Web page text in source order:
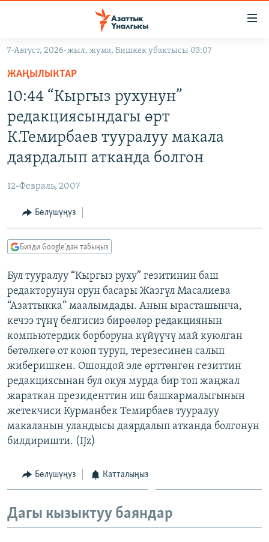
Навигацияга
өтүңүз
салыңыз
КЫРГЫЗСТАН
САЯСАТ
ДҮЙНӨ
УКРАИНА
БҮГҮН АЗАТТЫКТА
ЭКСПЕРТТЕР ТАЛДАЙТ
БИЗ ЖАНА ДҮЙНӨ
ЭЖЕ-СИҢДИЛЕР
АЗАТТЫК+
ЫҢГАЙСЫЗ СУРООЛОР
ПОДКАСТ
ӨЗГӨЧӨ ПИКИР
Русский
ОНЛАЙН ШЕРИНЕ
ЭЕ/АРнун бардык сайттары
7-Август, 2026-жыл, жума, Бишкек убактысы 03:07
ЖАҢЫЛЫКТАР
10:44 “Кыргыз рухунун”
редакциясындагы өрт
К.Темирбаев тууралуу макала
даярдалып атканда болгон
12-Февраль, 2007
Бөлүшүңүз
Бизди Google'дан табыңыз
Бул тууралуу “Кыргыз руху” гезитинин баш
редакторунун орун басары Жазгүл Масалиева
“Азаттыкка” маалымдады. Анын ырасташынча,
кечээ түнү белгисиз бирөөлөр редакциянын
компьютердик борборуна күйүүчү май куюлган
бөтөлкөгө от коюп туруп, терезесинен салып
жиберишкен. Ошондой эле өрттөнгөн гезиттин
редакциясынан бул окуя мурда бир топ жаңжал
жараткан президенттин иш башкармалыгынын
жетекчиси Курманбек Темирбаев тууралуу
макаланын уландысы даярдалып атканда болгонун
билдиришти. (IJz)
Бөлүшүңүз Катталыңыз
Дагы кызыктуу баяндар